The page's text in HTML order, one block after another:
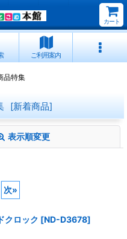
カート
ご利用案内
品特集
[新着商品]
表示順変更
次»
クロック [ND-D3678]